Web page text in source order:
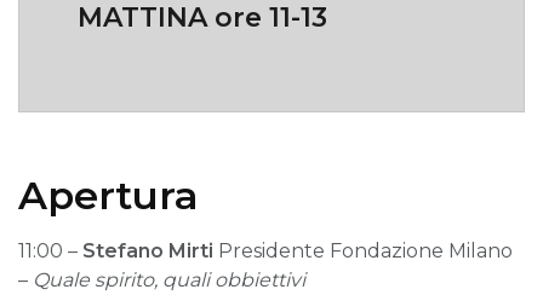
MATTINA ore 11-13
Apertura
11:00 – Stefano Mirti Presidente Fondazione Milano
– Quale spirito, quali obbiettivi